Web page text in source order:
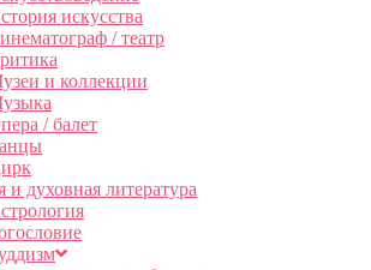
искусства
/ театр
и коллекции
/ балет
и духовная литература